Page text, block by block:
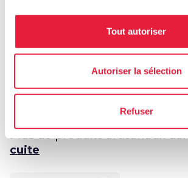
Tout autoriser
Autoriser la sélection
Refuser
Planifier
celebration Expériences
Plus de produits artisanaux
cuite